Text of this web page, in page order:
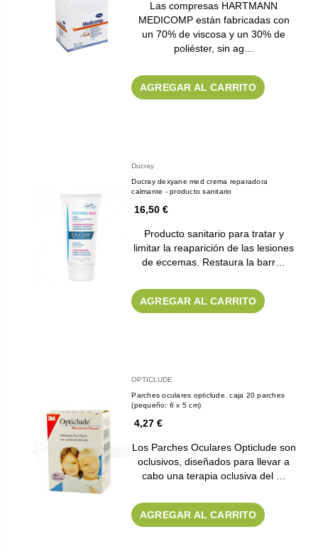
Las compresas HARTMANN
MEDICOMP están fabricadas con
un 70% de viscosa y un 30% de
poliéster, sin ag…
AGREGAR AL CARRITO
Ducray
Ducray dexyane med crema reparadora
calmante - producto sanitario
16,50 €
Producto sanitario para tratar y
limitar la reaparición de las lesiones
de eccemas. Restaura la barr…
AGREGAR AL CARRITO
OPTICLUDE
Parches oculares opticlude. caja 20 parches
(pequeño: 6 x 5 cm)
4,27 €
Los Parches Oculares Opticlude son
oclusivos, diseñados para llevar a
cabo una terapia oclusiva del …
AGREGAR AL CARRITO